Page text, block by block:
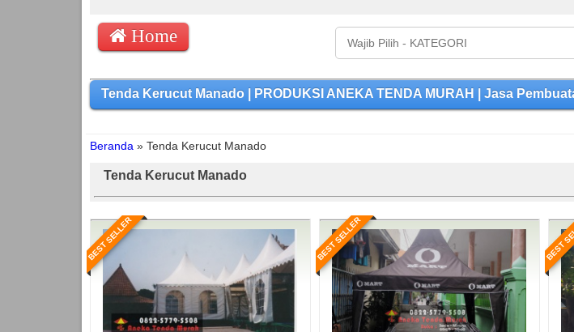
Home
Tenda Kerucut Manado | PRODUKSI ANEKA TENDA MURAH | Jasa
Beranda » Tenda Kerucut Manado
Tenda Kerucut Manado
BEST SELLER BEST SELLER BEST